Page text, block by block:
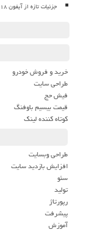
جزئیات تازه از آیفون ۱۸ و اولین گوشی تاشو
خرید و فروش خودرو
طراحی سایت
فیش حج
قیمت بیسیم باوفنگ
کوتاه کننده لینک
طراحی وبسایت
افزایش بازدید سایت
سئو
تولید
رپورتاژ
پیشرفت
آموزش